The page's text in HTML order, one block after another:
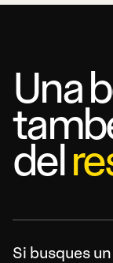
Una
del
Si busques